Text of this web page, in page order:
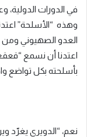
في الدورات الدولية،
وهذه “الأسلحة”
العدو الصهيوني ومن
اعتدنا أن نسمع
بأسلحته بكل تواضع
نعم، “الدويري يغرّد